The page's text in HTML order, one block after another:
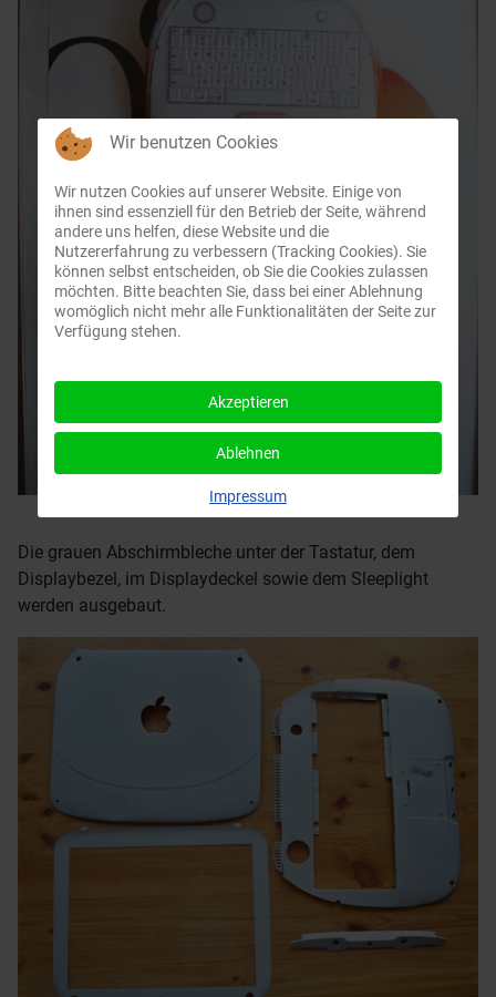
Die grauen Abschirmbleche unter der Tastatur, dem
Displaybezel, im Displaydeckel sowie dem Sleeplight
werden ausgebaut.
Wir benutzen Cookies
Wir nutzen Cookies auf unserer Website. Einige von
ihnen sind essenziell für den Betrieb der Seite, während
andere uns helfen, diese Website und die
Nutzererfahrung zu verbessern (Tracking Cookies). Sie
können selbst entscheiden, ob Sie die Cookies zulassen
möchten. Bitte beachten Sie, dass bei einer Ablehnung
womöglich nicht mehr alle Funktionalitäten der Seite zur
Verfügung stehen.
Akzeptieren
Ablehnen
Impressum